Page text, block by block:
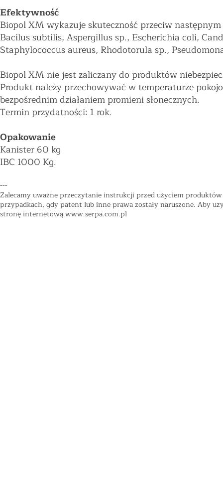
Efektywność
Biopol XM wykazuje skuteczność przeciw
Bacilus subtilis, Aspergillus sp., Escherichia coli,
Staphylococcus aureus, Rhodotorula sp.,
Biopol XM nie jest zaliczany do produktów
Produkt należy przechowywać w temperaturze
bezpośrednim działaniem promieni słonecznych.
Termin przydatności: 1 rok.
Opakowanie
Kanister 60 kg
IBC 1000 Kg.
---
Zalecamy uważne przeczytanie instrukcji przed użyciem
przypadkach, gdy patent lub inne prawa zostały naruszone. Aby
stronę internetowąwww.serpa.com.pl